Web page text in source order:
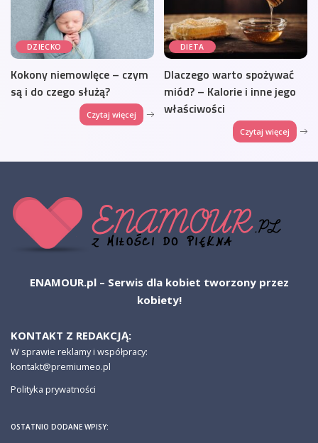
DZIECKO
Kokony niemowlęce – czym
są i do czego służą?
Czytaj więcej
DIETA
Dlaczego warto spożywać
miód? – Kalorie i inne jego
właściwości
Czytaj więcej
ENAMOUR.pl – Serwis dla kobiet tworzony przez
kobiety!
KONTAKT Z REDAKCJĄ:
W sprawie reklamy i współpracy:
kontakt@premiumeo.pl
Polityka prywatności
OSTATNIO DODANE WPISY: